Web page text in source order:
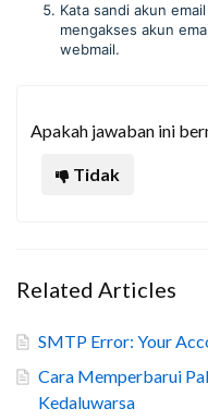
Kata sandi akun
mengakses akun
webmail.
Apakah jawaban ini
Tidak
Related Articles
SMTP Error: Your
Cara Memperbarui
Kedaluwarsa